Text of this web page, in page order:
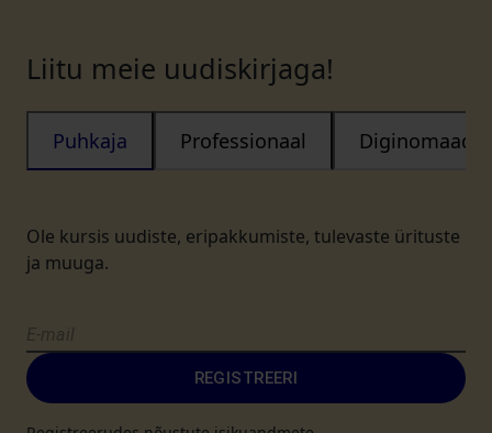
Liitu meie uudiskirjaga!
Ole kursis uudiste, eripakkumiste, tulevaste ürituste
ja muuga.
Puhkaja Professionaal Diginomaad
REGISTREERI